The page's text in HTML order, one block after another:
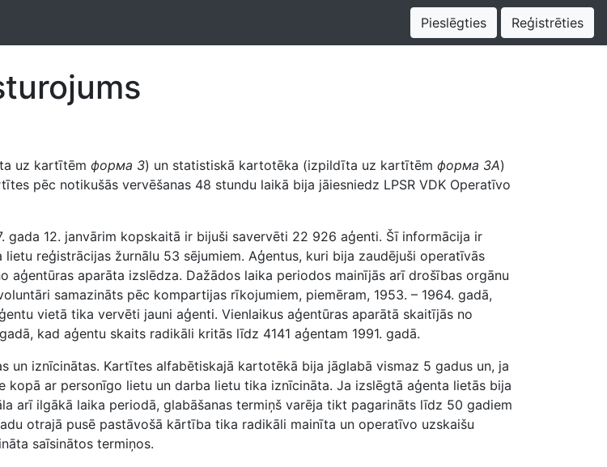
Pieslēgties Reģistrēties
uz kartītēm форма 3) un statistiskā kartotēka (izpildīta uz kartītēm форма 3A)
pēc notikušās vervēšanas 48 stundu laikā bija jāiesniedz LPSR VDK Operatīvo
gada 12. janvārim kopskaitā ir bijuši savervēti 22 926 aģenti. Šī informācija ir
reģistrācijas žurnālu 53 sējumiem. Aģentus, kuri bija zaudējuši operatīvās
aģentūras aparāta izslēdza. Dažādos laika periodos mainījās arī drošības orgānu
samazināts pēc kompartijas rīkojumiem, piemēram, 1953. – 1964. gadā,
vietā tika vervēti jauni aģenti. Vienlaikus aģentūras aparātā skaitījās no
kad aģentu skaits radikāli kritās līdz 4141 aģentam 1991. gadā.
iznīcinātas. Kartītes alfabētiskajā kartotēkā bija jāglabā vismaz 5 gadus un, ja
ar personīgo lietu un darba lietu tika iznīcināta. Ja izslēgtā aģenta lietās bija
arī ilgākā laika periodā, glabāšanas termiņš varēja tikt pagarināts līdz 50 gadiem
otrajā pusē pastāvošā kārtība tika radikāli mainīta un operatīvo uzskaišu
saīsinātos termiņos.